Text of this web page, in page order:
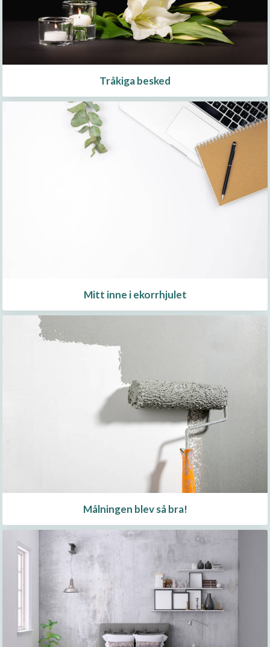
Tråkiga besked
Mitt inne i ekorrhjulet
Målningen blev så bra!